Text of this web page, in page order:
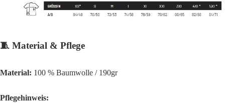
🧵 Material & Pflege
Material: 100 % Baumwolle / 190gr
Pflegehinweis: